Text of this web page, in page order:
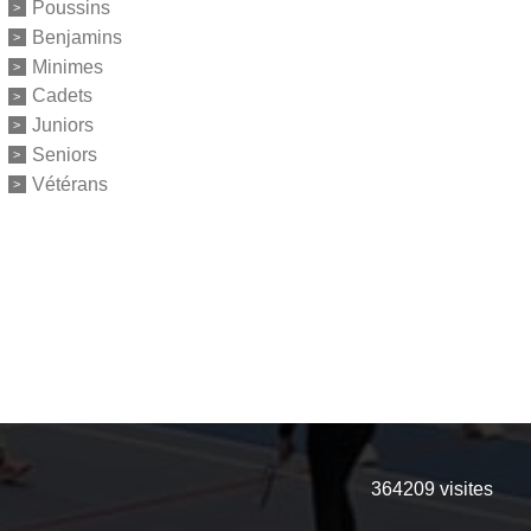
Poussins
Benjamins
Minimes
Cadets
Juniors
Seniors
Vétérans
364209 visites